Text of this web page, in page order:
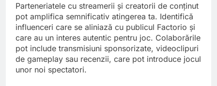
Parteneriatele cu streamerii și creatorii de conținut
pot amplifica semnificativ atingerea ta. Identifică
influenceri care se aliniază cu publicul Factorio și
care au un interes autentic pentru joc. Colaborările
pot include transmisiuni sponsorizate, videoclipuri
de gameplay sau recenzii, care pot introduce jocul
unor noi spectatori.